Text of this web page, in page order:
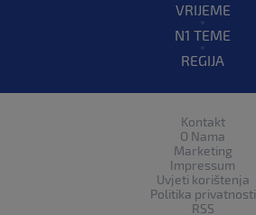
VRIJEME
N1 TEME
REGIJA
Kontakt
O Nama
Marketing
Impressum
Uvjeti korištenja
Politika privatnosti
RSS